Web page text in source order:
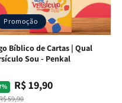
Harpa
|
-
Cruz
Laranja
Harpa
|
-
Cruz
Laranja
Promoção
Bíblico de Cartas | Qual
Sou - Penkal
59,90
R$ 19,90